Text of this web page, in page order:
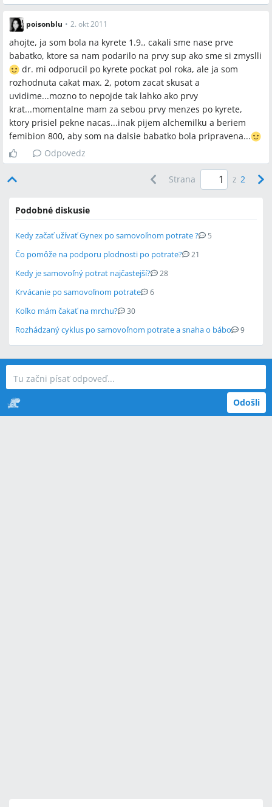
poisonblu • 2. okt 2011
ahojte, ja som bola na kyrete 1.9., cakali sme nase prve
babatko, ktore sa nam podarilo na prvy sup ako sme si zmyslli
dr. mi odporucil po kyrete pockat pol roka, ale ja som
rozhodnuta cakat max. 2, potom zacat skusat a
uvidime...mozno to nepojde tak lahko ako prvy
krat...momentalne mam za sebou prvy menzes po kyrete,
ktory prisiel pekne nacas...inak pijem alchemilku a beriem
femibion 800, aby som na dalsie babatko bola pripravena...
Odpovedz
Strana z 2
Podobné diskusie
Kedy začať užívať Gynex po samovoľnom potrate ? 5
Čo pomôže na podporu plodnosti po potrate? 21
Kedy je samovoľný potrat najčastejší? 28
Krvácanie po samovoľnom potrate 6
Koľko mám čakať na mrchu? 30
Rozhádzaný cyklus po samovoľnom potrate a snaha o bábo 9
Odošli